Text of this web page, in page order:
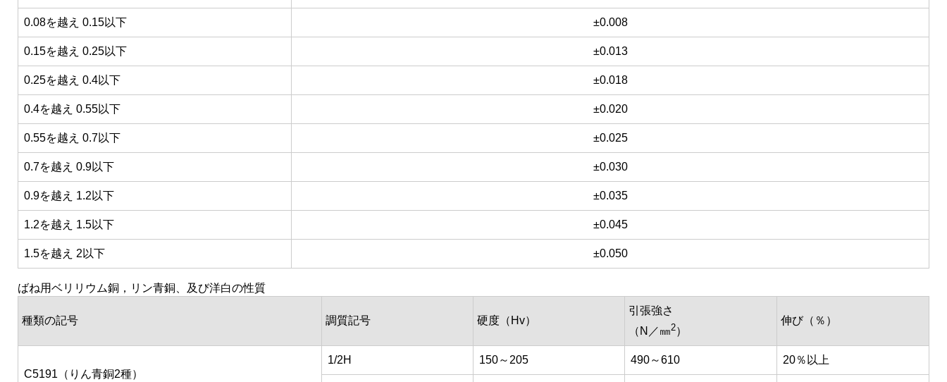
0.08を越え 0.15以下 ±0.008
0.15を越え 0.25以下 ±0.013
0.25を越え 0.4以下 ±0.018
0.4を越え 0.55以下 ±0.020
0.55を越え 0.7以下 ±0.025
0.7を越え 0.9以下 ±0.030
0.9を越え 1.2以下 ±0.035
1.2を越え 1.5以下 ±0.045
1.5を越え 2以下 ±0.050
ばね用ベリリウム銅，リン青銅、及び洋白の性質
種類の記号 調質記号 硬度（Hv）
引張強さ
（N／㎜2）
伸び（％）
C5191（りん青銅2種）
1/2H 150～205 490～610 20％以上